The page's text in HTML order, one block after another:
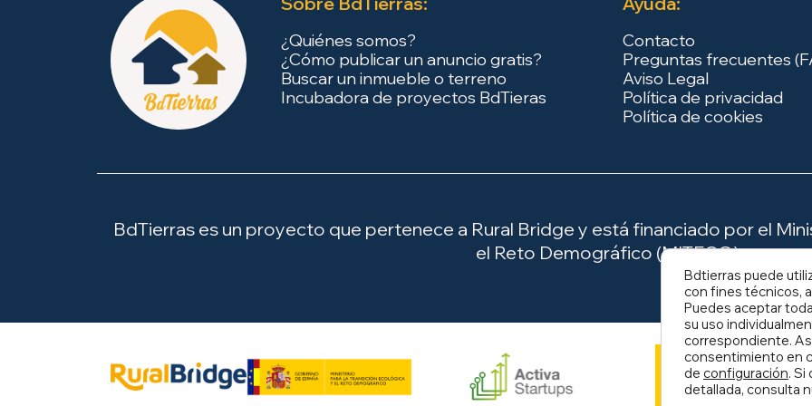
¿Quiénes somos?
¿Cómo publicar un anuncio gratis?
Buscar un inmueble o terreno
Incubadora de proyectos BdTieras
Contacto
Preguntas frecuentes
Aviso Legal
Política de privacidad
Política de cookies
BdTierras es un proyecto que pertenece a Rural Bridge y está financiado por el
el Reto Demográfico (MITECO).
Bdtierras puede
con fines técnicos,
Puedes aceptar
su uso
correspondiente.
consentimiento en
de configuración.
detallada, consulta